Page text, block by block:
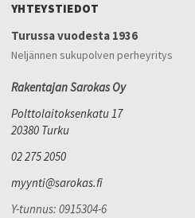
YHTEYSTIEDOT
Turussa vuodesta 1936
Neljännen sukupolven perheyritys
Rakentajan Sarokas Oy
Polttolaitoksenkatu 17
20380 Turku
02 275 2050
myynti@sarokas.fi
Y-tunnus: 0915304-6